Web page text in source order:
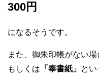
300円
になるそうです。
また、御朱印帳がない場
もしくは 「奉書紙」 と